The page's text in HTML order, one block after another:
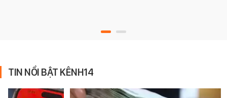
TIN NỔI BẬT KÊNH14